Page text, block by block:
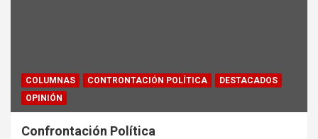
COLUMNAS CONTRONTACIÓN POLÍTICA
DESTACADOS
OPINIÓN
Confrontación Política